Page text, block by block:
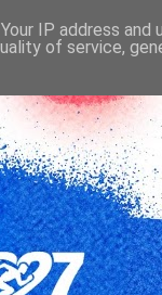
IP address and
of service,